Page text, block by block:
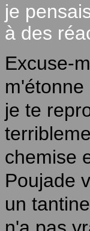
je
à des
Excuse-
je te
chemise
Poujade
un